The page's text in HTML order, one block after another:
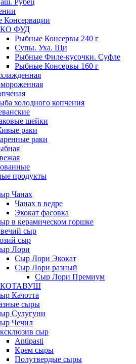
Рубец
Консервации
ФУД
Рыбные Консервы 240 г
Супы. Уха. Щи
Рыбные Филе-кусочки. Суфле
Рыбные Консервы 160 г
холодного копчения
шейки
раки
раки
продукты
Чанах
Чанах в ведре
Экокат фасовка
в керамическом горшке
сыр
сыр
Лори
Сыр Лори Экокат
Сыр Лори разный
Сыр Лори Премиум
Качотта
сыры
Сулугуни
Чечил
сыр
Antipasti
Крем сыры
Полутвердые сыры